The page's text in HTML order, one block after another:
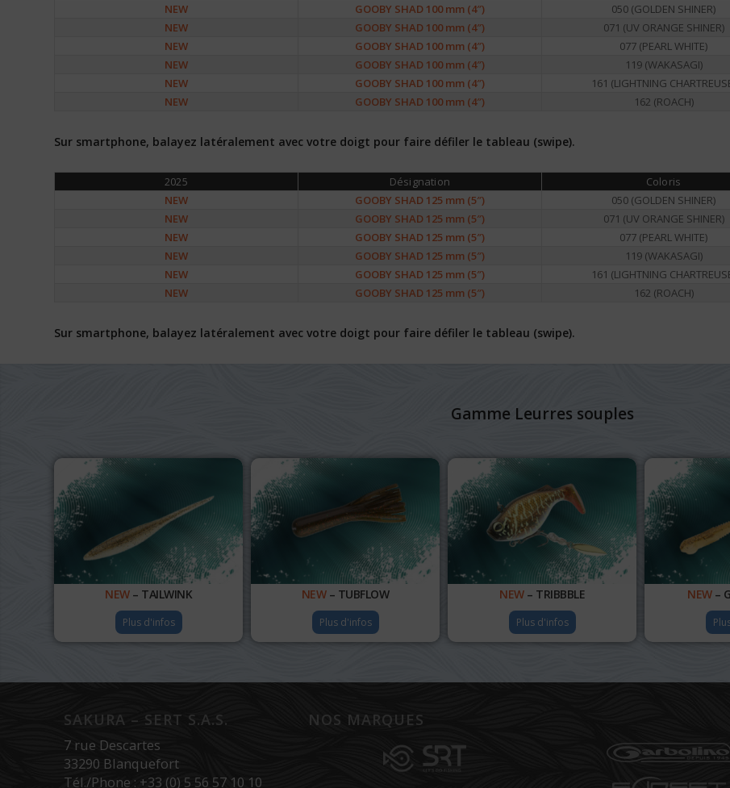
NEW
GOOBY SHAD 100 mm (4″) 050 (GOLDEN SHINER)
NEW
GOOBY SHAD 100 mm (4″) 071 (UV ORANGE SHINER)
NEW
GOOBY SHAD 100 mm (4″) 077 (PEARL WHITE)
NEW
GOOBY SHAD 100 mm (4″) 119 (WAKASAGI)
NEW
GOOBY SHAD 100 mm (4″) 161 (LIGHTNING
NEW
GOOBY SHAD 100 mm (4″) 162 (ROACH)
Sur smartphone, balayez latéralement avec votre doigt pour faire défiler le tableau (swipe).
2025 Désignation Coloris
NEW
GOOBY SHAD 125 mm (5″) 050 (GOLDEN SHINER)
NEW
GOOBY SHAD 125 mm (5″) 071 (UV ORANGE SHINER)
NEW
GOOBY SHAD 125 mm (5″) 077 (PEARL WHITE)
NEW
GOOBY SHAD 125 mm (5″) 119 (WAKASAGI)
NEW
GOOBY SHAD 125 mm (5″) 161 (LIGHTNING
NEW
GOOBY SHAD 125 mm (5″) 162 (ROACH)
Sur smartphone, balayez latéralement avec votre doigt pour faire défiler le tableau (swipe).
Gamme Leurres souples
NEW– TAILWINK
Plus d'infos
NEW– TUBFLOW
Plus d'infos
NEW– TRIBBBLE
Plus d'infos
NEW–
SAKURA – SERT S.A.S.
7 rue Descartes
33290 Blanquefort
Tél./Phone : +33 (0) 5 56 57 10 10
NOS MARQUES